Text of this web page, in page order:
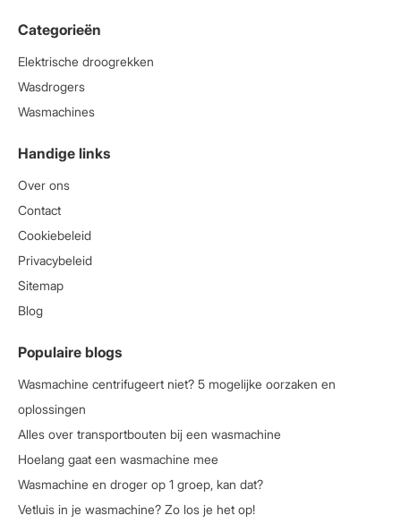
Categorieën
Elektrische droogrekken
Wasdrogers
Wasmachines
Handige links
Over ons
Contact
Cookiebeleid
Privacybeleid
Sitemap
Blog
Populaire blogs
Wasmachine centrifugeert niet? 5 mogelijke oorzaken en
oplossingen
Alles over transportbouten bij een wasmachine
Hoelang gaat een wasmachine mee
Wasmachine en droger op 1 groep, kan dat?
Vetluis in je wasmachine? Zo los je het op!